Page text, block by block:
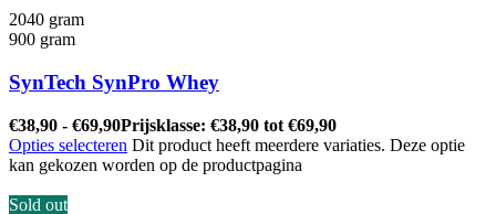
2040 gram
900 gram
SynTech SynPro Whey
€38,90 - €69,90Prijsklasse: €38,90 tot €69,90
Opties selecteren Dit product heeft meerdere variaties. Deze optie
kan gekozen worden op de productpagina
Sold out